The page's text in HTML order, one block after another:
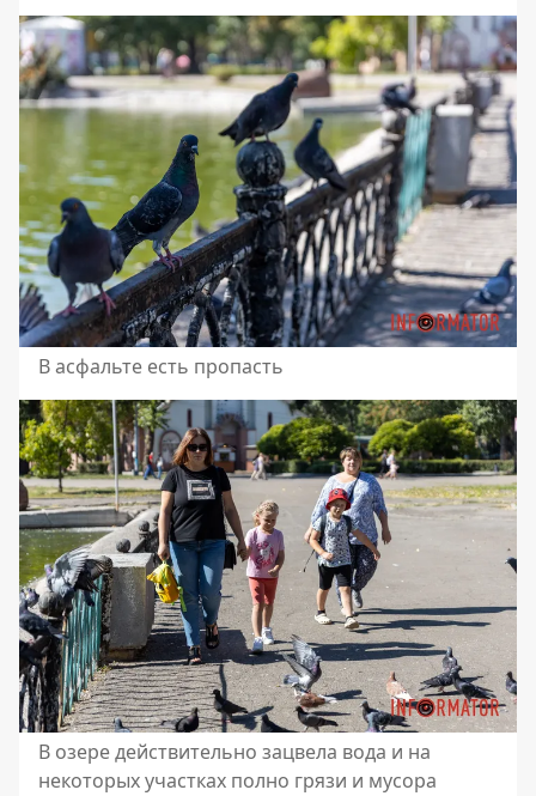
В асфальте есть пропасть
В озере действительно зацвела вода и на
некоторых участках полно грязи и мусора